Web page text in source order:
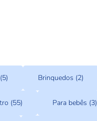
Brinquedos (2)
(55) Para bebês (3)